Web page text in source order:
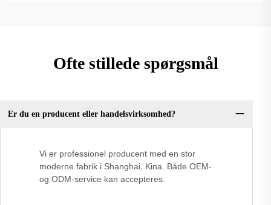
Ofte stillede spørgsmål
Er du en producent eller handelsvirksomhed?
Vi er professionel producent med en stor
moderne fabrik i Shanghai, Kina. Både OEM-
og ODM-service kan accepteres.